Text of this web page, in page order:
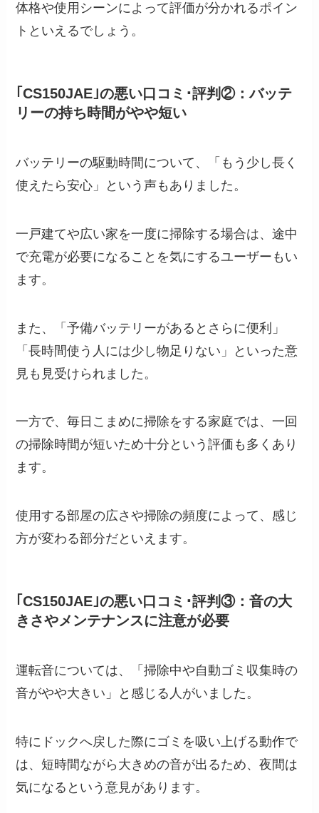
体格や使用シーンによって評価が分かれるポイン
トといえるでしょう。
｢CS150JAE｣の悪い口コミ･評判②：バッテ
リーの持ち時間がやや短い
バッテリーの駆動時間について、「もう少し長く
使えたら安心」という声もありました。
一戸建てや広い家を一度に掃除する場合は、途中
で充電が必要になることを気にするユーザーもい
ます。
また、「予備バッテリーがあるとさらに便利」
「長時間使う人には少し物足りない」といった意
見も見受けられました。
一方で、毎日こまめに掃除をする家庭では、一回
の掃除時間が短いため十分という評価も多くあり
ます。
使用する部屋の広さや掃除の頻度によって、感じ
方が変わる部分だといえます。
｢CS150JAE｣の悪い口コミ･評判③：音の大
きさやメンテナンスに注意が必要
運転音については、「掃除中や自動ゴミ収集時の
音がやや大きい」と感じる人がいました。
特にドックへ戻した際にゴミを吸い上げる動作で
は、短時間ながら大きめの音が出るため、夜間は
気になるという意見があります。